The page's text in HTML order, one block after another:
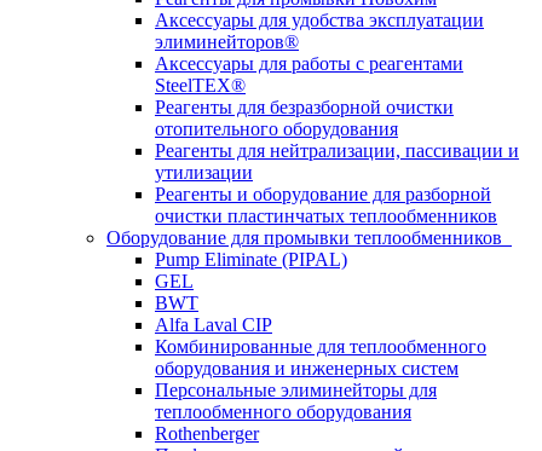
Аксессуары для удобства эксплуатации
элиминейторов®
Аксессуары для работы с реагентами
SteelTEX®
Реагенты для безразборной очистки
отопительного оборудования
Реагенты для нейтрализации, пассивации и
утилизации
Реагенты и оборудование для разборной
очистки пластинчатых теплообменников
Оборудование для промывки теплообменников
Pump Eliminate (PIPAL)
GEL
BWT
Alfa Laval CIP
Комбинированные для теплообменного
оборудования и инженерных систем
Персональные элиминейторы для
теплообменного оборудования
Rothenberger